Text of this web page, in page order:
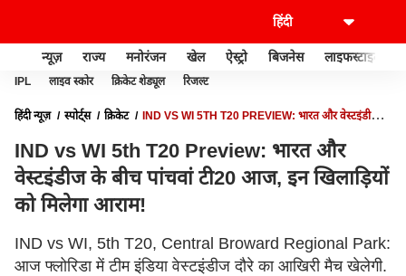
न्यूज़ राज्य मनोरंजन खेल ऐस्ट्रो बिजनेस लाइफस्टाइल
IPL लाइव स्कोर क्रिकेट शेड्यूल रिजल्ट
हिंदी न्यूज़ स्पोर्ट्स क्रिकेट
IND VS WI 5TH T20 PREVIEW: भारत और वेस्टइंडीज के
IND vs WI 5th T20 Preview: भारत और
वेस्टइंडीज के बीच पांचवां टी20 आज, इन खिलाड़ियों
को मिलेगा आराम!
IND vs WI, 5th T20, Central Broward Regional Park:
आज फ्लोरिडा में टीम इंडिया वेस्टइंडीज दौरे का आखिरी मैच खेलेगी.